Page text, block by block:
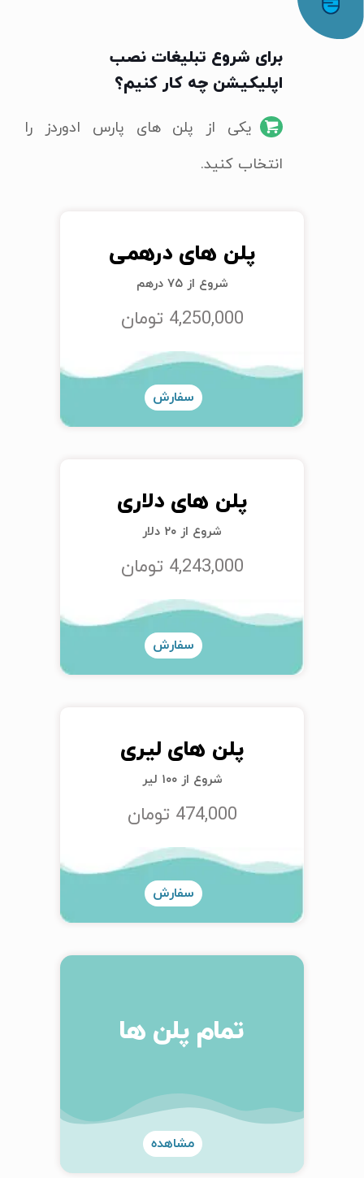
برای شروع تبلیغات نصب
اپلیکیشن چه کار کنیم؟
یکی از پلن های پارس ادوردز را
انتخاب کنید.
پلن های درهمی
شروع از ۷۵ درهم
4,250,000 تومان
سفارش
پلن های دلاری
شروع از ۲۰ دلار
4,243,000 تومان
سفارش
پلن های لیری
شروع از ۱۰۰ لیر
474,000 تومان
سفارش
تمام پلن ها
مشاهده